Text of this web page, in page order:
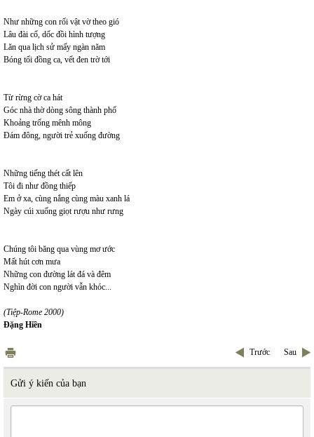
Như những con rối vật vờ theo gió
Lâu đài cổ, dốc đồi hình tượng
Lăn qua lịch sử mấy ngàn năm
Bóng tối đồng ca, vết đen trờ tới
Từ rừng cờ ca hát
Góc nhà thờ dòng sông thành phố
Khoảng trống mênh mông
Đám đông, người trẻ xuống đường
Những tiếng thét cất lên
Tôi đi như đồng thiếp
Em ở xa, cùng nắng cùng màu xanh lá
Ngày cúi xuống giọt rượu như rưng
Chúng tôi băng qua vùng mơ ước
Mất hút cơn mưa
Những con đường lát đá và đêm
Nghìn đời con người vẫn khóc...
(Tiệp-Rome 2000)
Đặng Hiền
Trước Sau
Gửi ý kiến của bạn